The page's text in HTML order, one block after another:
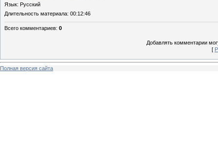
Язык: Русский
Длительность материала: 00:12:46
Всего комментариев: 0
Добавлять комментарии
[
Полная версия сайта